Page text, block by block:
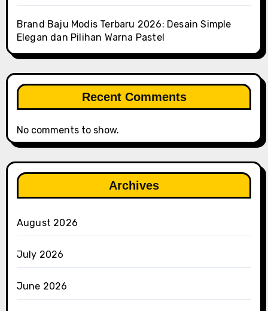
Brand Baju Modis Terbaru 2026: Desain Simple
Elegan dan Pilihan Warna Pastel
Recent Comments
No comments to show.
Archives
August 2026
July 2026
June 2026